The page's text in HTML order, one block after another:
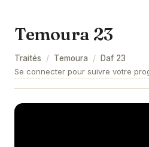
Temoura 9
Temoura 10
Temoura 11
Temoura 23
Traités / Temoura / Daf 23
Se connecter pour suivre votre